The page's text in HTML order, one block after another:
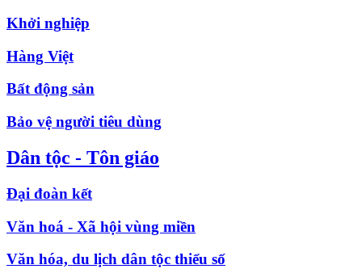
Khởi nghiệp
Hàng Việt
Bất động sản
Bảo vệ người tiêu dùng
Dân tộc - Tôn giáo
Đại đoàn kết
Văn hoá - Xã hội vùng miền
Văn hóa, du lịch dân tộc thiểu số